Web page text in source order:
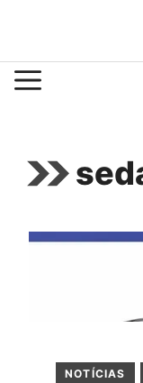
o
conteúdoMENU
NOTÍCIAS